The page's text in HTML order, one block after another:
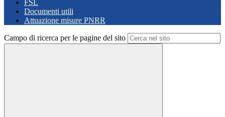
FSL
Documenti utili
Attuazione misure PNRR
Campo di ricerca per le pagine del sito